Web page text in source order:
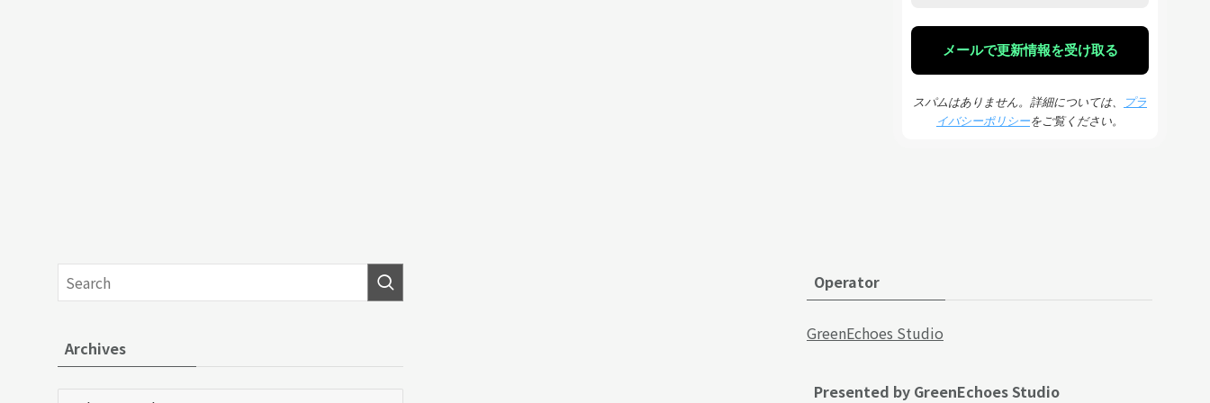
スパムはありません。詳細については、
プラ
イバシーポリシーをご覧ください。
Archives
Archives
Operator
GreenEchoes Studio
Presented by GreenEchoes Studio